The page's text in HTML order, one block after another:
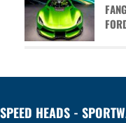
SPEED HEADS -